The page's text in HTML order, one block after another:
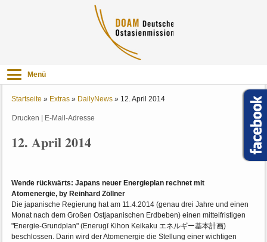
Menü
Startseite » Extras » DailyNews » 12. April 2014
Drucken E-Mail-Adresse
12. April 2014
Wende rückwärts: Japans neuer Energieplan rechnet mit
Atomenergie, by Reinhard Zöllner
Die japanische Regierung hat am 11.4.2014 (genau drei Jahre und einen
Monat nach dem Großen Ostjapanischen Erdbeben) einen mittelfristigen
"Energie-Grundplan" (Enerugī Kihon Keikaku エネルギー基本計画)
beschlossen. Darin wird der Atomenergie die Stellung einer wichtigen